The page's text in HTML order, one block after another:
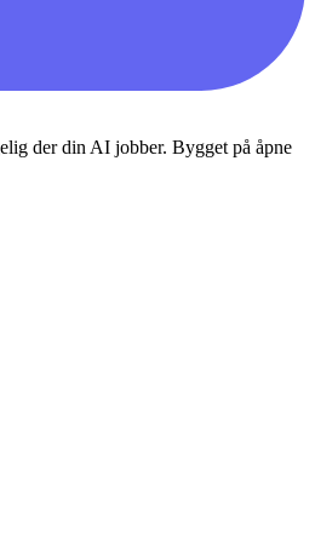
der din AI jobber. Bygget på åpne